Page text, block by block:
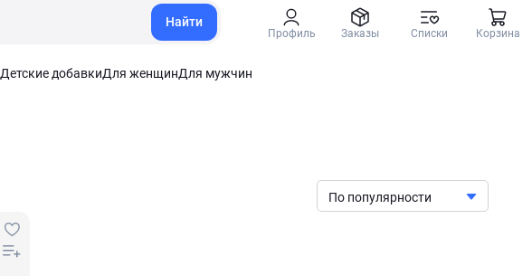
Найти
Профиль Заказы Списки Корзина
Детские добавкиДля женщинДля мужчин
По популярности